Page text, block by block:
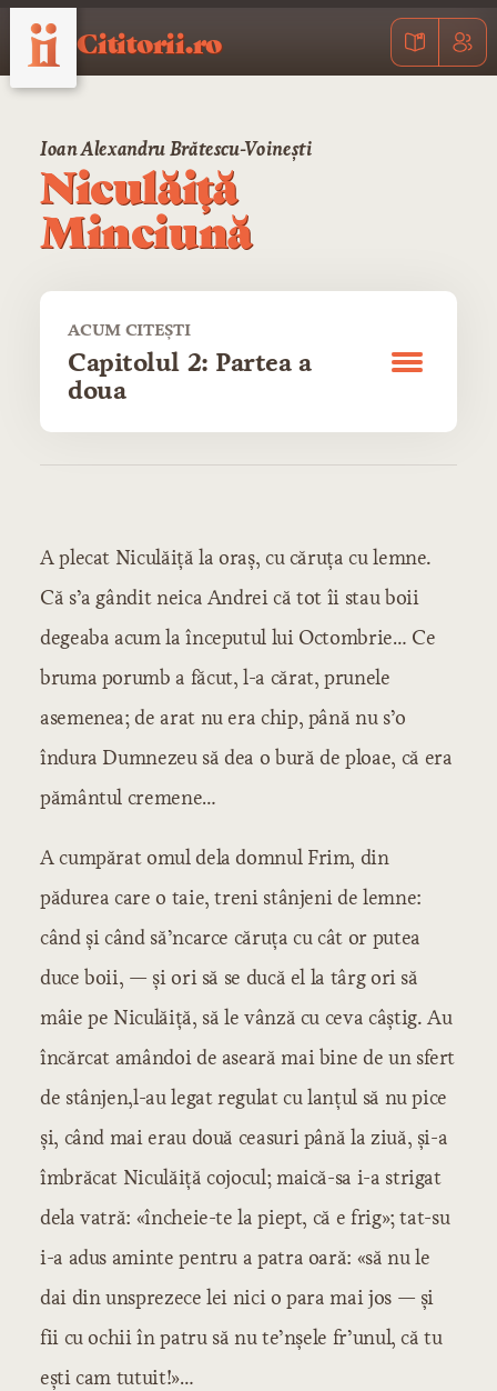
Cititorii.ro
Ioan Alexandru Brătescu-Voinești
Niculăiță
Minciună
ACUM CITEȘTI
Capitolul 2: Partea a
doua
Capitolul 2: Partea a doua
Capitolul 3: Partea a treia
Capitolul 5: Partea a cincea
Capitolul 6: Partea a șasea
Capitolul 7: Partea a șaptea
Capitolul 8: Partea a opta
A plecat Niculăiță la oraș, cu căruța cu lemne.
Că s’a gândit neica Andrei că tot îi stau boii
degeaba acum la începutul lui Octombrie… Ce
bruma porumb a făcut, l-a cărat, prunele
asemenea; de arat nu era chip, până nu s’o
îndura Dumnezeu să dea o bură de ploae, că era
pământul cremene…
A cumpărat omul dela domnul Frim, din
pădurea care o taie, treni stânjeni de lemne:
când și când să’ncarce căruța cu cât or putea
duce boii, — și ori să se ducă el la târg ori să
mâie pe Niculăiță, să le vânză cu ceva câștig. Au
încărcat amândoi de aseară mai bine de un sfert
de stânjen,l-au legat regulat cu lanțul să nu pice
și, când mai erau două ceasuri până la ziuă, și-a
îmbrăcat Niculăiță cojocul; maică-sa i-a strigat
dela vatră: «încheie-te la piept, că e frig»; tat-su
i-a adus aminte pentru a patra oară: «să nu le
dai din unsprezece lei nici o para mai jos — și
fii cu ochii în patru să nu te’nșele fr’unul, că tu
ești cam tutuit!»…